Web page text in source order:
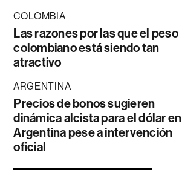
COLOMBIA
Las razones por las que el peso
colombiano está siendo tan
atractivo
ARGENTINA
Precios de bonos sugieren
dinámica alcista para el dólar en
Argentina pese a intervención
oficial